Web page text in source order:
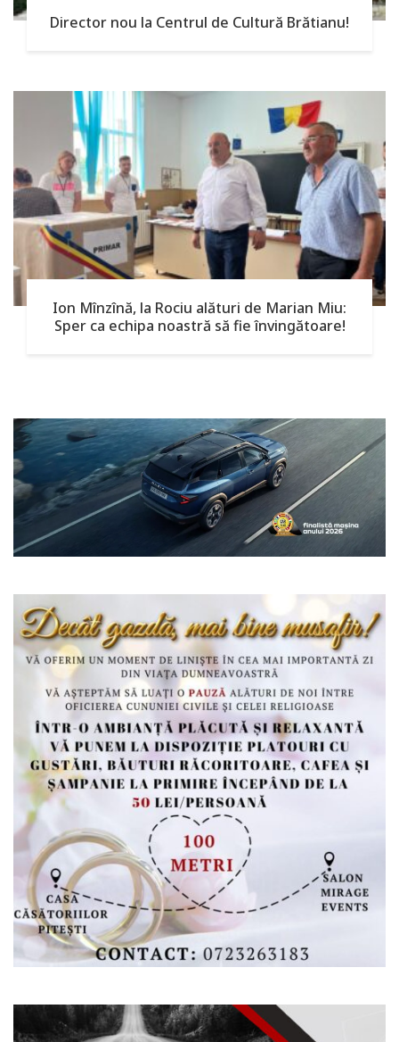
Director nou la Centrul de Cultură Brătianu!
Ion Mînzînă, la Rociu alături de Marian Miu:
Sper ca echipa noastră să fie învingătoare!